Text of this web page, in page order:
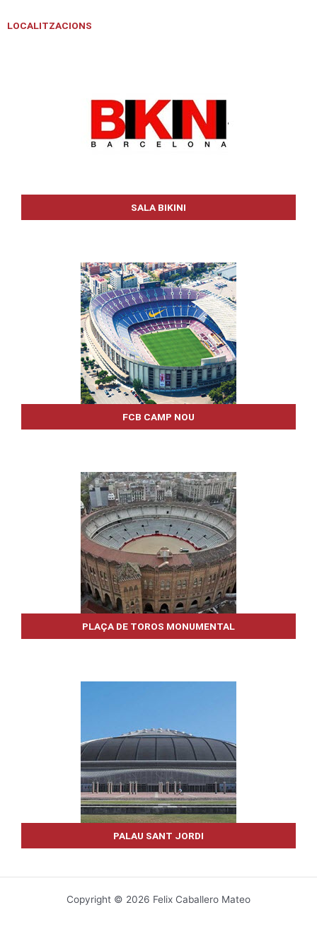
Bruce Springsteen & E Street Band
LOCALITZACIONS
SALA BIKINI
FCB CAMP NOU
PLAÇA DE TOROS MONUMENTAL
PALAU SANT JORDI
Copyright © 2026 Felix Caballero Mateo